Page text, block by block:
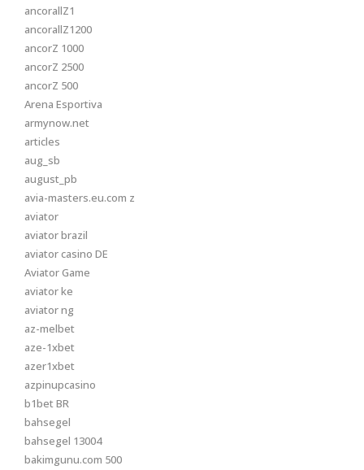
ancorallZ1
ancorallZ1200
ancorZ 1000
ancorZ 2500
ancorZ 500
Arena Esportiva
armynow.net
articles
aug_sb
august_pb
avia-masters.eu.com z
aviator
aviator brazil
aviator casino DE
Aviator Game
aviator ke
aviator ng
az-melbet
aze-1xbet
azer1xbet
azpinupcasino
b1bet BR
bahsegel
bahsegel 13004
bakimgunu.com 500